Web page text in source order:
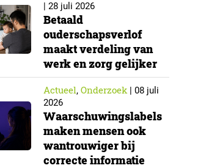
| 28 juli 2026
Betaald
ouderschapsverlof
maakt verdeling van
werk en zorg gelijker
Actueel, Onderzoek| 08 juli
2026
Waarschuwingslabels
maken mensen ook
wantrouwiger bij
correcte informatie